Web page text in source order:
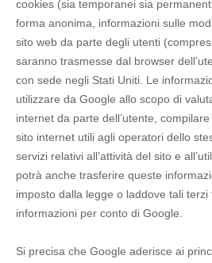
cookies (sia temporanei sia
forma anonima, informazioni sulle
sito web da parte degli utenti
saranno trasmesse dal browser
con sede negli Stati Uniti. Le
utilizzare da Google allo scopo di
internet da parte dell’utente,
sito internet utili agli operatori dello
servizi relativi all’attività del sito e
potrà anche trasferire queste
imposto dalla legge o laddove tali
informazioni per conto di Google.
Si precisa che Google aderisce ai